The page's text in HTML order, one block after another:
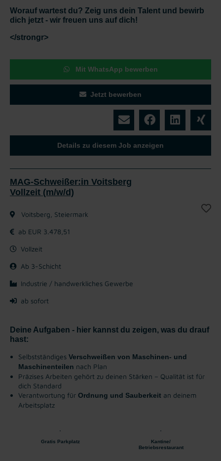
Worauf wartest du? Zeig uns dein Talent und bewirb
dich jetzt - wir freuen uns auf dich!
</strongr>
Mit WhatsApp bewerben
Jetzt bewerben
Details zu diesem Job anzeigen
MAG-Schweißer:in Voitsberg
Vollzeit (m/w/d)
Voitsberg, Steiermark
ab EUR 3.478,51
Vollzeit
Ab 3-Schicht
Industrie / handwerkliches Gewerbe
ab sofort
Deine Aufgaben - hier kannst du zeigen, was du drauf
hast:
Selbstständiges Verschweißen von Maschinen- und
Maschinenteilen nach Plan
Präzises Arbeiten gehört zu deinen Stärken – Qualität ist für
dich Standard
Verantwortung für Ordnung und Sauberkeit an deinem
Arbeitsplatz
Gratis Parkplatz
Kantine/
Betriebsrestaurant